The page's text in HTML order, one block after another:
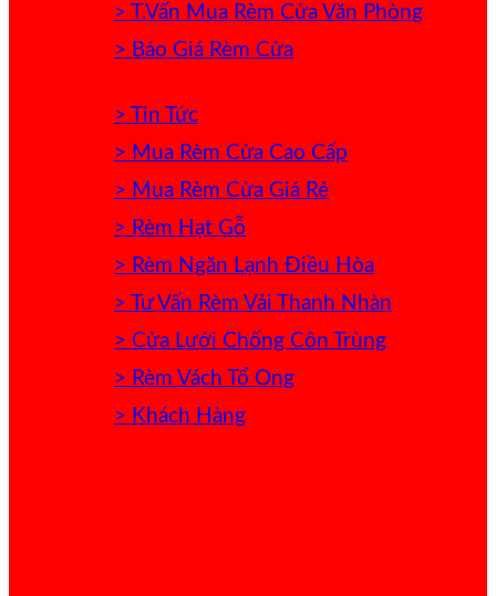
> T.Vấn Mua Rèm Cửa Văn Phòng
> Báo Giá Rèm Cửa
> Tin Tức
> Mua Rèm Cửa Cao Cấp
> Mua Rèm Cửa Giá Rẻ
> Rèm Hạt Gỗ
> Rèm Ngăn Lạnh Điều Hòa
> Tư Vấn Rèm Vải Thanh Nhàn
> Cửa Lưới Chống Côn Trùng
> Rèm Vách Tổ Ong
> Khách Hàng